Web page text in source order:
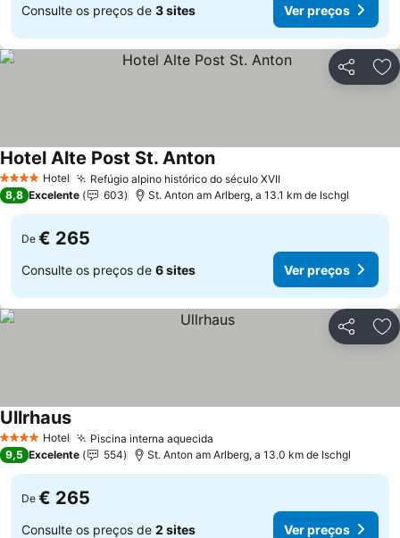
Consulte os preços de 3 sites Ver preços
Partilhar
4 EstrelasHotel Refúgio alpino histórico do século XVII
Hotel Alte Post St. Anton
8,8 Excelente 603 St. Anton am Arlberg, a 13.1 km de Ischgl
De € 265
Consulte os preços de 6 sites Ver preços
Partilhar
4 EstrelasHotel Piscina interna aquecida
Ullrhaus
9,5 Excelente 554 St. Anton am Arlberg, a 13.0 km de Ischgl
De € 265
Consulte os preços de 2 sites Ver preços